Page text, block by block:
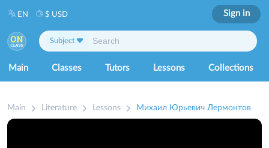
Main Classes Tutors Lessons Collections
Subject
EN $ USD Sign in
Main Literature Lessons Михаил Юрьевич Лермонтов